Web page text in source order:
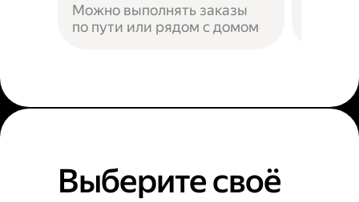
Можно выполнять заказы
по пути или рядом с домом
Выберите своё